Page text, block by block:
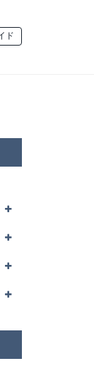
ド